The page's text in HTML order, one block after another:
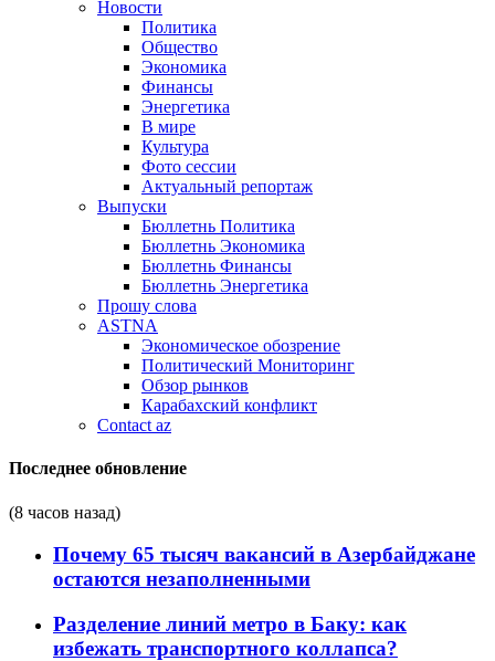
Новости
Политика
Общество
Экономика
Финансы
Энергетика
В мире
Культура
Фото сессии
Актуальный репортаж
Выпуски
Бюллетнь Политика
Бюллетнь Экономика
Бюллетнь Финансы
Бюллетнь Энергетика
Прошу слова
ASTNA
Экономическое обозрение
Политический Мониторинг
Обзор рынков
Карабахский конфликт
Contact az
Последнее обновление
(8 часов назад)
Почему 65 тысяч вакансий в Азербайджане
остаются незаполненными
Разделение линий метро в Баку: как
избежать транспортного коллапса?